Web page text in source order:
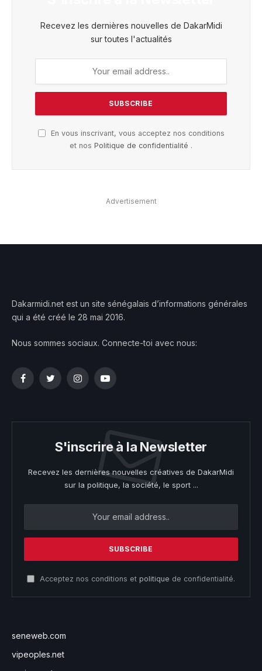
Recevez les dernières nouvelles de DakarMidi
sur toutes l'actualités
En vous inscrivant, vous acceptez nos conditions
et nos Politique de confidentialité .
Advertisement
Dakarmidi.net est un site sénégalais d’informations générales
qui a été créé le 28 mai 2016.
Nous sommes sociaux. Connecte-toi avec nous:
FacebookTwitterInstagramYouTube
S'inscrire à la Newsletter
Recevez les dernières nouvelles créatives de DakarMidi
sur la politique, la société, le sport ...
Acceptez nos conditions et politique de confidentialité.
seneweb.com
vipeoples.net